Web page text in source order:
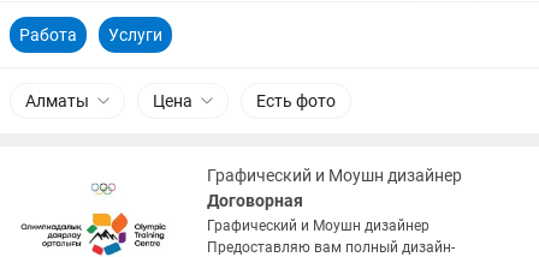
Работа Услуги
Алматы Цена Есть фото
Графический и Моушн дизайнер
Договорная
Графический и Моушн дизайнер
Предоставляю вам полный дизайн-